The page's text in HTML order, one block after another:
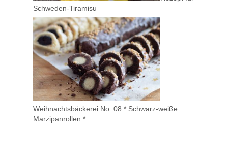
Schweden-Tiramisu
Weihnachtsbäckerei No. 08 * Schwarz-weiße
Marzipanrollen *